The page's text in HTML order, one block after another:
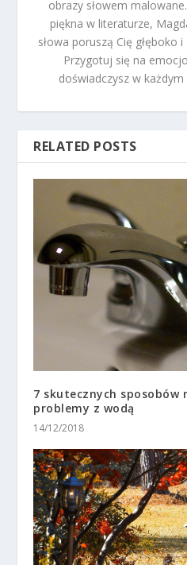
obrazy słowem
piękna w literaturze,
słowa poruszą Cię głęboko
Przygotuj się na
doświadczysz w
RELATED POSTS
7 skutecznych sposobów
problemy z wodą
14/12/2018